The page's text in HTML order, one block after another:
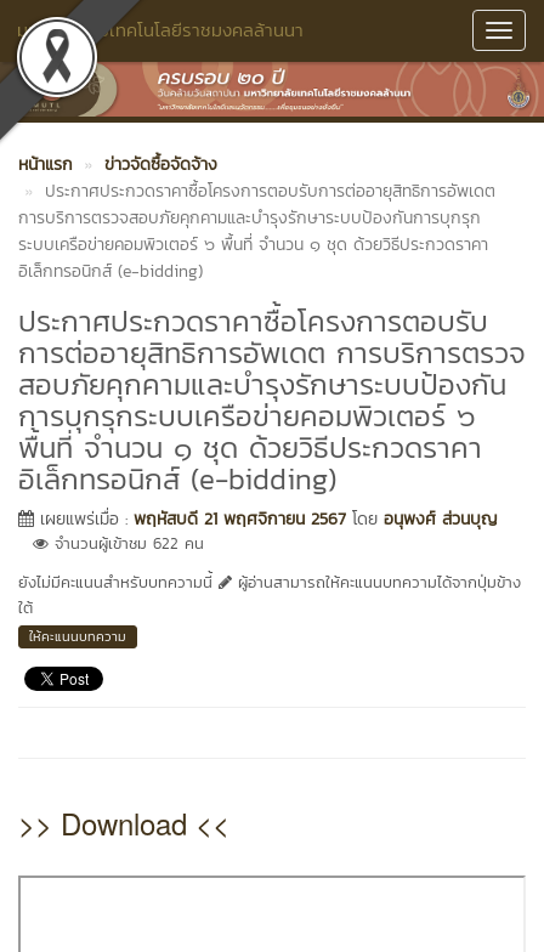
มหาวิทยาลัยเทคโนโลยีราชมงคลล้านนา
หน้าแรก
ข่าวจัดซื้อจัดจ้าง
ประกาศประกวดราคาซื้อโครงการตอบรับการต่ออายุสิทธิการอัพเดต
การบริการตรวจสอบภัยคุกคามและบำรุงรักษาระบบป้องกันการบุกรุก
ระบบเครือข่ายคอมพิวเตอร์ ๖ พื้นที่ จำนวน ๑ ชุด ด้วยวิธีประกวดราคา
อิเล็กทรอนิกส์ (e-bidding)
ประกาศประกวดราคาซื้อโครงการตอบรับ
การต่ออายุสิทธิการอัพเดต การบริการตรวจ
สอบภัยคุกคามและบำรุงรักษาระบบป้องกัน
การบุกรุกระบบเครือข่ายคอมพิวเตอร์ ๖
พื้นที่ จำนวน ๑ ชุด ด้วยวิธีประกวดราคา
อิเล็กทรอนิกส์ (e-bidding)
เผยแพร่เมื่อ : พฤหัสบดี 21 พฤศจิกายน 2567 โดย อนุพงศ์ ส่วนบุญ
จำนวนผู้เข้าชม 622 คน
ยังไม่มีคะแนนสำหรับบทความนี้
ผู้อ่านสามารถให้คะแนนบทความได้จากปุ่มข้าง
ใต้
ให้คะแนนบทความ
>> Download <<